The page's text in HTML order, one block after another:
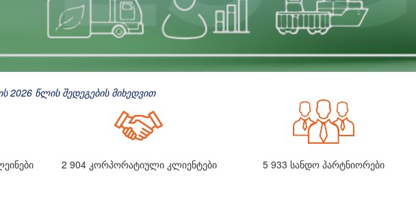
2026 წლის შედეგების მიხედვით
2 904 კორპორატიული კლიენტები 5 933 სანდო პარტნიორები